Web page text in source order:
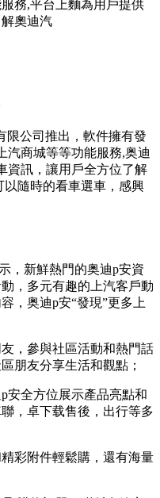
務,平台上麵為用戶提供
奧迪汽
限公司推出，軟件擁有發
汽商城等等功能服務,奥迪
資訊，讓用戶全方位了解
隨時的看車選車，感興
，新鮮熱門的奥迪p安資
，多元有趣的上汽客戶動
，奥迪p安“發現”更多上
，參與社區活動和熱門話
朋友分享生活和觀點；
安全方位展示產品亮點和
，卓下载售後，出行等多
彩附件輕鬆購，還有海量